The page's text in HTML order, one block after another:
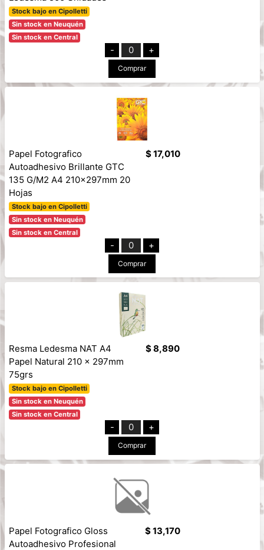
Stock bajo en Cipolletti
Sin stock en Neuquén
Sin stock en Central
- 0 +
Comprar
Papel Fotografico
Autoadhesivo Brillante GTC
135 G/M2 A4 210x297mm 20
Hojas
Stock bajo en Cipolletti
Sin stock en Neuquén
Sin stock en Central
$ 17,010
- 0 +
Comprar
Resma Ledesma NAT A4
Papel Natural 210 x 297mm
75grs
Stock bajo en Cipolletti
Sin stock en Neuquén
Sin stock en Central
$ 8,890
- 0 +
Comprar
Papel Fotografico Gloss
Autoadhesivo Profesional
$ 13,170